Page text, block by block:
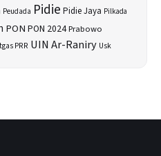
Peudada Pidie Pidie Jaya Pilkada
PON PON 2024Prabowo
PRR UIN Ar-Raniry Usk